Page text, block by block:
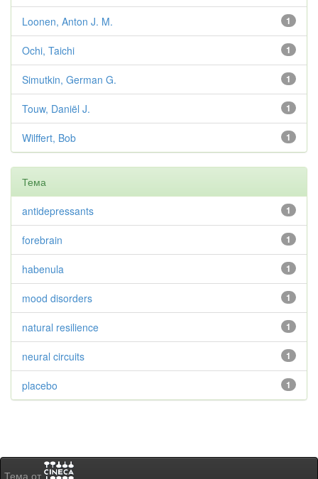
1
Loonen, Anton J. M.
1
Ochi, Taichi
1
Simutkin, German G.
1
Touw, Daniël J.
1
Wilffert, Bob
Тема
1
antidepressants
1
forebrain
1
habenula
1
mood disorders
1
natural resilience
1
neural circuits
1
placebo
Тема от